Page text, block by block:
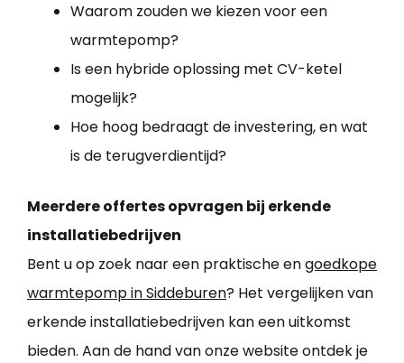
Waarom zouden we kiezen voor een
warmtepomp?
Is een hybride oplossing met CV-ketel
mogelijk?
Hoe hoog bedraagt de investering, en wat
is de terugverdientijd?
Meerdere offertes opvragen bij erkende
installatiebedrijven
Bent u op zoek naar een praktische engoedkope
warmtepomp in Siddeburen? Het vergelijken van
erkende installatiebedrijven kan een uitkomst
bieden. Aan de hand van onze website ontdek je